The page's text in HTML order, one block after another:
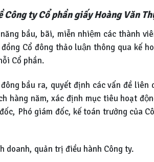
ty Cổ phần giấy Hoàng Văn
bầu, bãi, miễn nhiệm các thành
Cổ đông thảo luận thông qua kế
Cổ phần.
bầu ra, quyết định các vấn đề liên
hàng năm, xác định mục tiêu hoạt
Phó giám đốc, kế toán trưởng của
doanh, quản trị điều hành Công ty.